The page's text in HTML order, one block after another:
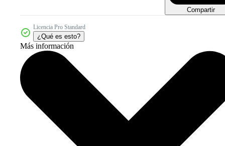
Compartir
Licencia Pro Standard
¿Qué es esto?
Más información